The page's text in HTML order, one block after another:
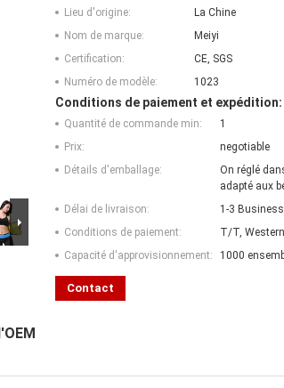
Lieu d'origine:
La Chine
Nom de marque:
Meiyi
Certification:
CE, SGS
Numéro de modèle:
1023
Conditions de paiement et expédition:
Quantité de commande min:
1
Prix:
negotiable
Détails d'emballage:
On réglé
adapté aux
Délai de livraison:
1-3
Conditions de paiement:
T/T,
Capacité d'approvisionnement:
1000
Contact